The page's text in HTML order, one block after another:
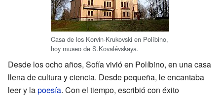
Casa de los Korvin-Krukovski en Políbino,
hoy museo de S.Kovalévskaya.
Desde los ocho años, Sofía vivió en Políbino, en una casa
llena de cultura y ciencia. Desde pequeña, le encantaba
leer y lapoesía. Con el tiempo, escribió con éxito